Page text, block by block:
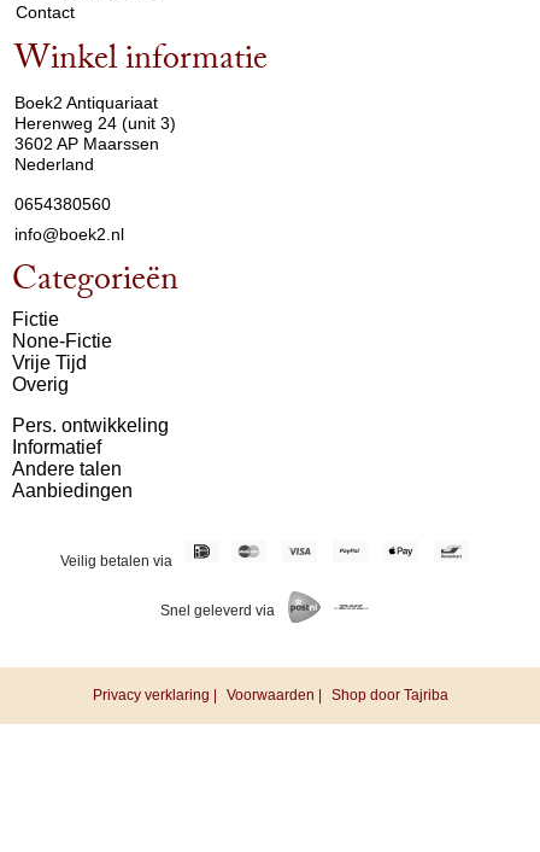
Contact
Winkel informatie
Boek2 Antiquariaat
Herenweg 24 (unit 3)
3602 AP Maarssen
Nederland
0654380560
info@boek2.nl
Categorieën
Fictie
None-Fictie
Vrije Tijd
Overig
Pers. ontwikkeling
Informatief
Andere talen
Aanbiedingen
Veilig betalen via
Snel geleverd via
Privacy verklaring | Voorwaarden | Shop door Tajriba